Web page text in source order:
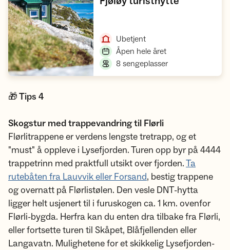
Ubetjent,
Åpen hele året,
8 sengeplasser,
🎁 Tips 4
Skogstur med trappevandring til Flørli
Flørlitrappene er verdens lengste tretrapp, og et
"must" å oppleve i Lysefjorden. Turen opp byr på 4444
trappetrinn med praktfull utsikt over fjorden.Ta
rutebåten fra Lauvvik eller Forsand, bestig trappene
og overnatt på Flørlistølen. Den vesle DNT-hytta
ligger helt usjenert til i furuskogen ca. 1 km. ovenfor
Flørli-bygda. Herfra kan du enten dra tilbake fra Flørli,
eller fortsette turen til Skåpet, Blåfjellenden eller
Langavatn. Mulighetene for et skikkelig Lysefjorden-